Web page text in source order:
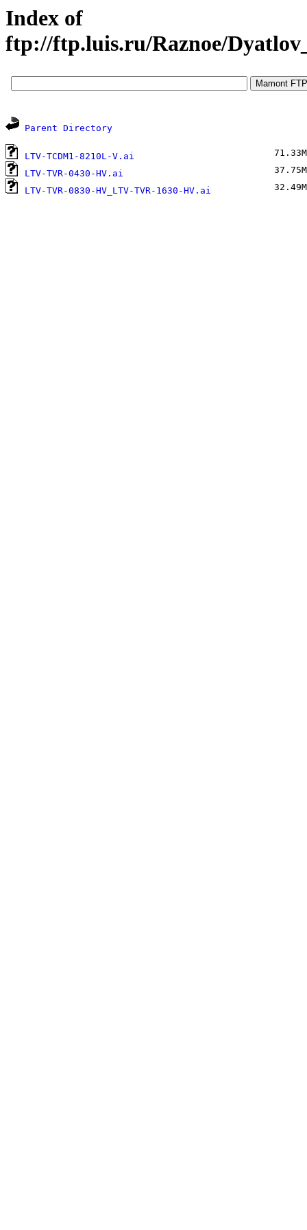
Index of
ftp://ftp.luis.ru/Raznoe/
Parent Directory
LTV-TCDM1-8210L-V.ai
LTV-TVR-0430-HV.ai
LTV-TVR-0830-HV_LTV-TVR-1630-HV.ai